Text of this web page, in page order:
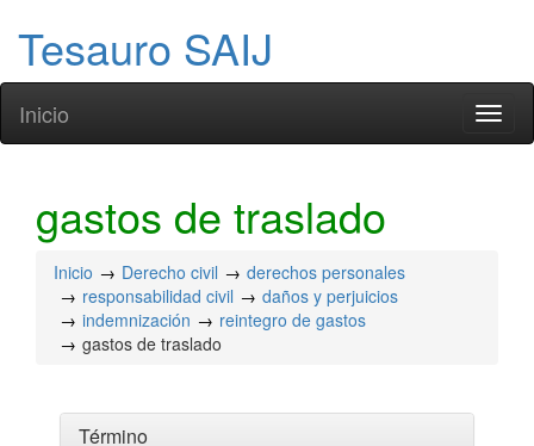
Tesauro SAIJ
Inicio
gastos de traslado
Inicio Derecho civil
derechos personales
responsabilidad civil
daños y perjuicios
indemnización
reintegro de gastos
gastos de traslado
Término